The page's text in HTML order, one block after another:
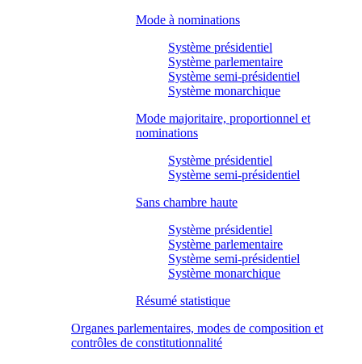
Mode à nominations
Système présidentiel
Système parlementaire
Système semi-présidentiel
Système monarchique
Mode majoritaire, proportionnel et
nominations
Système présidentiel
Système semi-présidentiel
Sans chambre haute
Système présidentiel
Système parlementaire
Système semi-présidentiel
Système monarchique
Résumé statistique
Organes parlementaires, modes de composition et
contrôles de constitutionnalité